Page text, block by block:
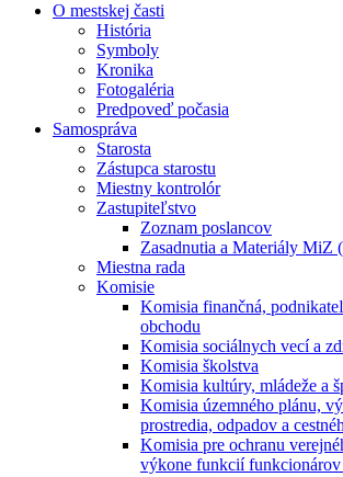
O mestskej časti
História
Symboly
Kronika
Fotogaléria
Predpoveď počasia
Samospráva
Starosta
Zástupca starostu
Miestny kontrolór
Zastupiteľstvo
Zoznam poslancov
Zasadnutia a Materiály MiZ
Miestna rada
Komisie
Komisia finančná,
obchodu
Komisia sociálnych vecí a
Komisia školstva
Komisia kultúry, mládeže a
Komisia územného plánu,
prostredia, odpadov a
Komisia pre ochranu
výkone funkcií funkcionárov